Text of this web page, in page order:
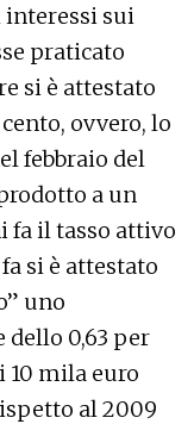
interessi sui
praticato
si è attestato
ovvero, lo
febbraio del
a un
fa il tasso attivo
si è attestato
uno
0,63 per
10 mila euro
al 2009